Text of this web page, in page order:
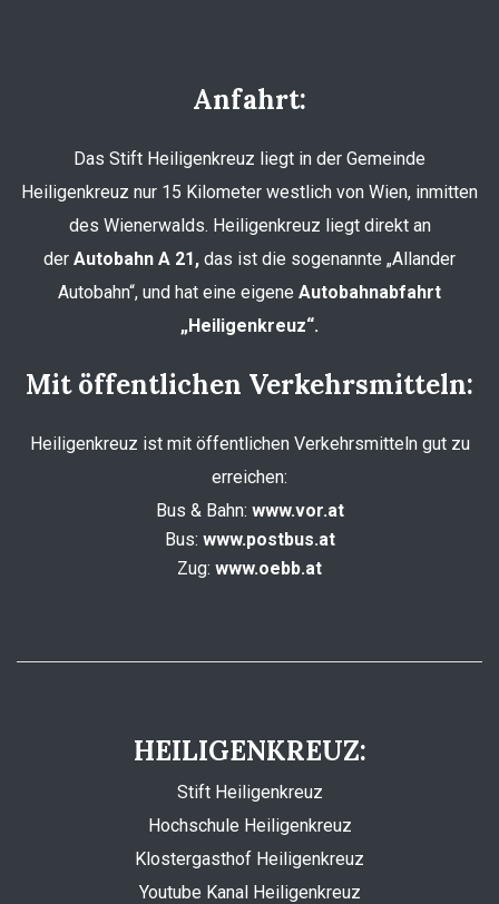
Anfahrt:
Das Stift Heiligenkreuz liegt in der Gemeinde
Heiligenkreuz nur 15 Kilometer westlich von Wien, inmitten
des Wienerwalds. Heiligenkreuz liegt direkt an
der Autobahn A 21, das ist die sogenannte „Allander
Autobahn“, und hat eine eigene Autobahnabfahrt
„Heiligenkreuz“.
Mit öffentlichen Verkehrsmitteln:
Heiligenkreuz ist mit öffentlichen Verkehrsmitteln gut zu
erreichen:
Bus & Bahn: www.vor.at
Bus: www.postbus.at
Zug: www.oebb.at
HEILIGENKREUZ:
Stift Heiligenkreuz
Hochschule Heiligenkreuz
Klostergasthof Heiligenkreuz
Youtube Kanal Heiligenkreuz